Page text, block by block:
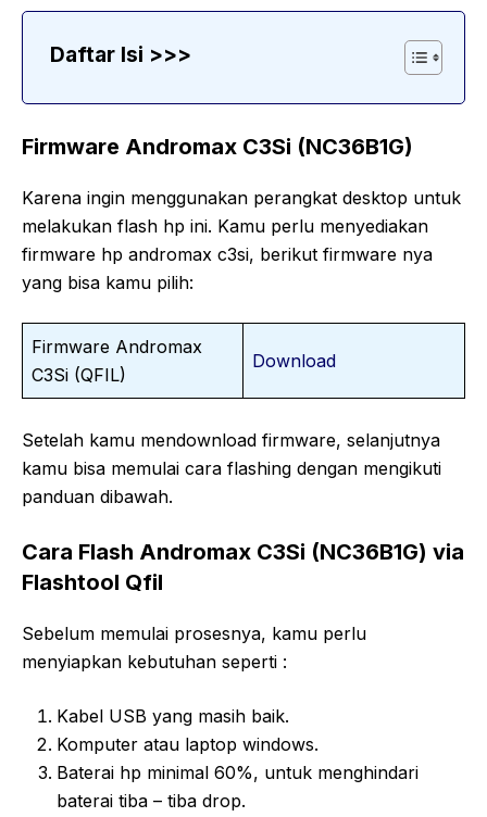
Daftar Isi >>>
Firmware Andromax C3Si (NC36B1G)
Karena ingin menggunakan perangkat desktop untuk
melakukan flash hp ini. Kamu perlu menyediakan
firmware hp andromax c3si, berikut firmware nya
yang bisa kamu pilih:
Firmware Andromax
C3Si (QFIL)
Download
Setelah kamu mendownload firmware, selanjutnya
kamu bisa memulai cara flashing dengan mengikuti
panduan dibawah.
Cara Flash Andromax C3Si (NC36B1G) via
Flashtool Qfil
Sebelum memulai prosesnya, kamu perlu
menyiapkan kebutuhan seperti :
Kabel USB yang masih baik.
Komputer atau laptop windows.
Baterai hp minimal 60%, untuk menghindari
baterai tiba – tiba drop.